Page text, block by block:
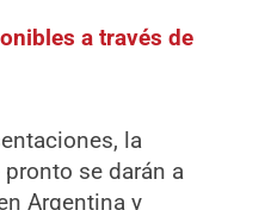
a través de
la
se darán a
Argentina y